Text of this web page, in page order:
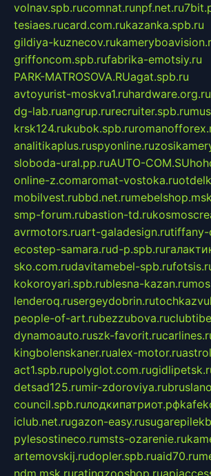
volnav.spb.rucomnat.runpf.net.ru
tesiaes.rucard.com.rukazanka.spb.ru
gildiya-kuznecov.ru
griffoncom.spb.rufabrika-emotsiy.ru
PARK-MATROSOVA.RUagat.spb.ru
avtoyurist-moskva1.ruhardware.org.ru
dg-lab.ruangrup.rurecruiter.spb.ru
krsk124.rukubok.spb.ru
analitikaplus.ruspyonline.ru
sloboda-ural.pp.ruAUTO-COM.SU
online-z.comaromat-vostoka.ru
mobilvest.rubbd.net.ru
smp-forum.rubastion-td.ru
avrmotors.ruart-galadesign.rutiffany-
ecostep-samara.rud-p.spb.ru
sko.com.rudavitamebel-spb.ru
kokoroyari.spb.rublesna-kazan.ru
lenderoq.rusergeydobrin.ru
people-of-art.rubezzubova.ru
dynamoauto.ruszk-favorit.ru
kingbolenskaner.rualex-motor.ru
act1.spb.rupolyglot.com.ru
detsad125.rumir-zdoroviya.ru
council.spb.ruлодкипатриот.рф
iclub.net.rugazon-easy.ru
pylesostineco.rumsts-ozarenie.ru
artemovskij.rudopler.spb.ruaid70.ru